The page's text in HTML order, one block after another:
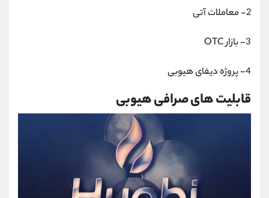
2- معاملات آتی
3- بازار OTC
4- پروژه دیفای هیوبی
قابلیت های صرافی هیوبی